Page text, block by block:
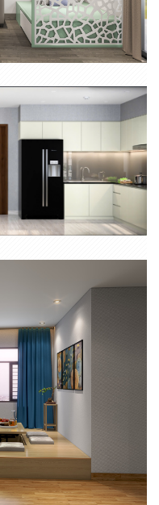
QUẬN 11
HAPPY ONE CENTRAL
CƯ SAIGON HOME